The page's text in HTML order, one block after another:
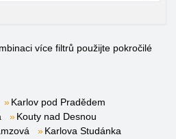
více filtrů použijte pokročilé
Karlov pod Pradědem
Kouty nad Desnou
Karlova Studánka